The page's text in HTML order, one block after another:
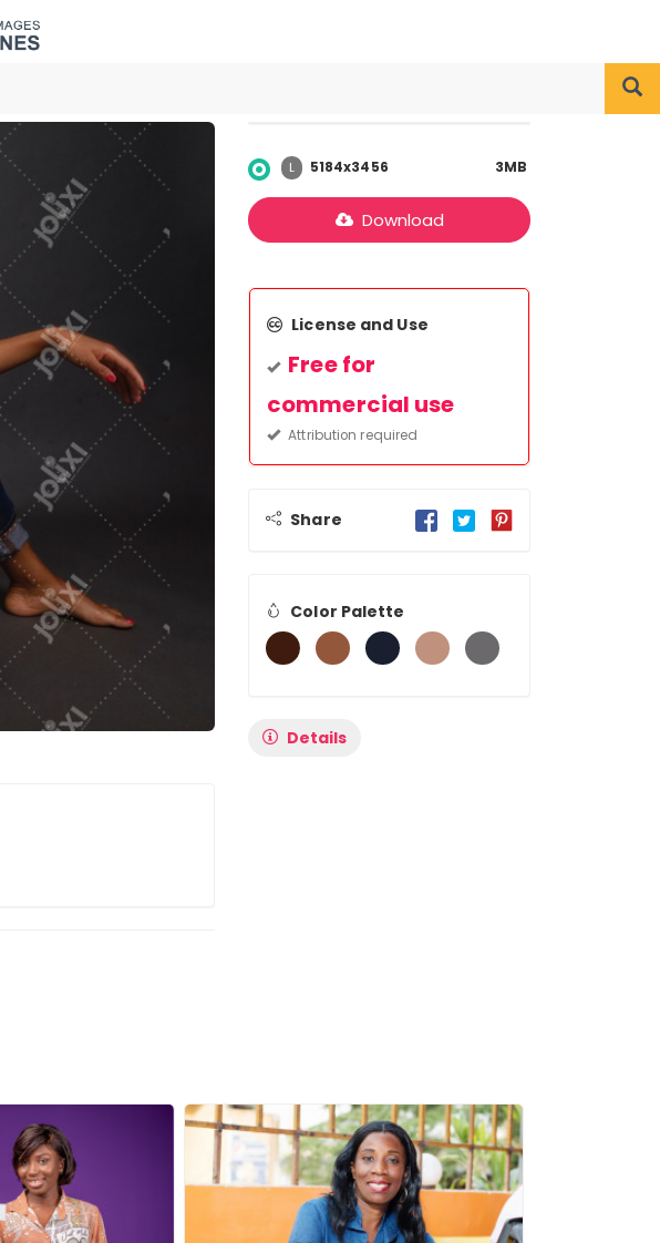
L 5184x3456 3MB
Download
License and Use
Free for
commercial use
Attribution required
Share
Color Palette
Details